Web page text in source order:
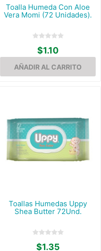
Toalla Humeda Con Aloe
Vera Momi (72 Unidades).
$1.10
Toallas Humedas Uppy
Shea Butter 72Und.
$1.35